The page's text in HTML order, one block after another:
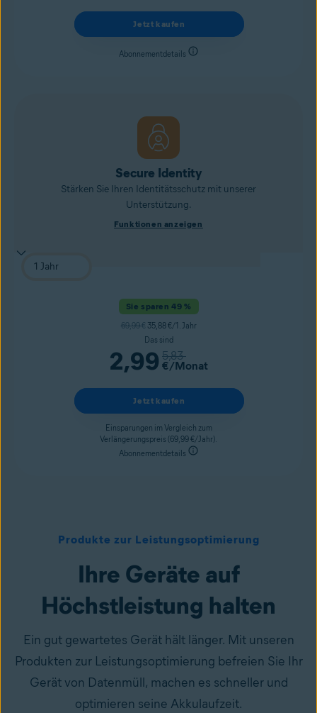
Jetzt kaufen
Abonnementdetails
Secure Identity
Stärken Sie Ihren Identitätsschutz mit unserer
Unterstützung.
Funktionen anzeigen
Sie sparen 49 %
69,99 € 35,88 €/1. Jahr
Das sind
2,99 5,83
€/Monat
Jetzt kaufen
Einsparungen im Vergleich zum
Verlängerungspreis (69,99 €/Jahr).
Abonnementdetails
Produkte zur Leistungsoptimierung
Ihre Geräte auf
Höchstleistung halten
Ein gut gewartetes Gerät hält länger. Mit unseren
Produkten zur Leistungsoptimierung befreien Sie Ihr
Gerät von Datenmüll, machen es schneller und
optimieren seine Akkulaufzeit.